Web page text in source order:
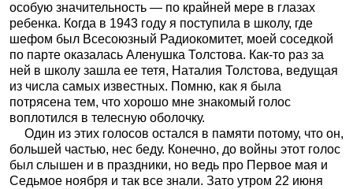
особую значительность — по крайней мере в глазах
ребенка. Когда в 1943 году я поступила в школу, где
шефом был Всесоюзный Радиокомитет, моей соседкой
по парте оказалась Аленушка Толстова. Как-то раз за
ней в школу зашла ее тетя, Наталия Толстова, ведущая
из числа самых известных. Помню, как я была
потрясена тем, что хорошо мне знакомый голос
воплотился в телесную оболочку.
Один из этих голосов остался в памяти потому, что он,
большей частью, нес беду. Конечно, до войны этот голос
был слышен и в праздники, но ведь про Первое мая и
Седьмое ноября и так все знали. Зато утром 22 июня